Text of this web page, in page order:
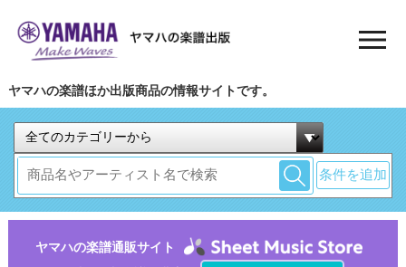
ヤマハの楽譜ほか出版商品の情報サイトです。
条件を追加
ヤマハの楽譜通販サイト